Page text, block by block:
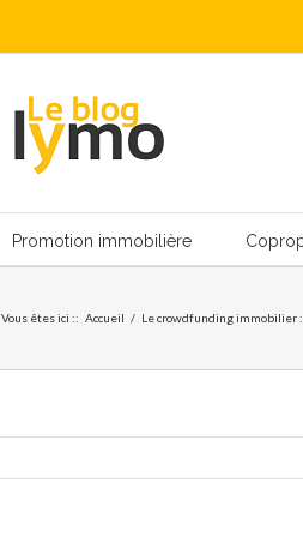
Promotion immobilière
Vous êtes ici :: Accueil / Le crowdfunding immobilier :